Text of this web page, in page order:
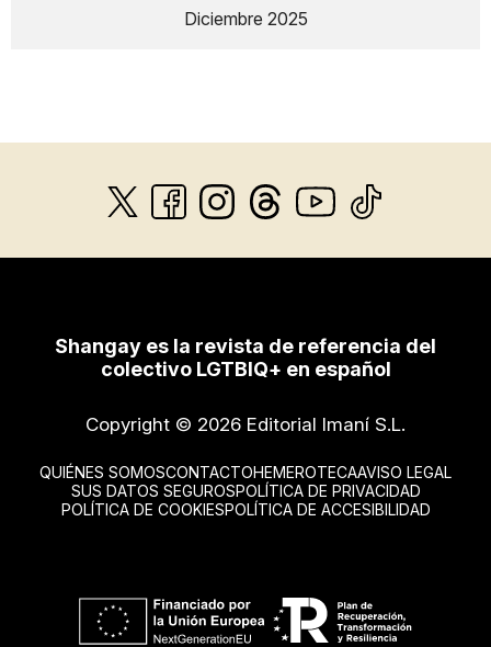
Diciembre 2025
Shangay es la revista de referencia del
colectivo LGTBIQ+ en español
Copyright © 2026 Editorial Imaní S.L.
QUIÉNES SOMOSCONTACTOHEMEROTECAAVISO LEGAL
SUS DATOS SEGUROSPOLÍTICA DE PRIVACIDAD
POLÍTICA DE COOKIESPOLÍTICA DE ACCESIBILIDAD